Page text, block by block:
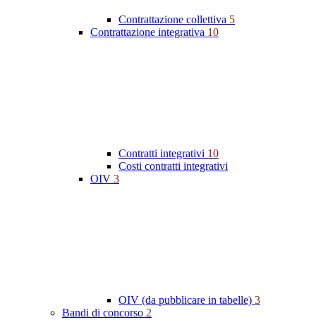
Contrattazione collettiva 5
Contrattazione integrativa 10
Contratti integrativi 10
Costi contratti integrativi
OIV 3
OIV (da pubblicare in tabelle) 3
Bandi di concorso 2